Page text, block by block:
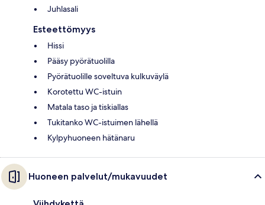
Juhlasali
Esteettömyys
Hissi
Pääsy pyörätuolilla
Pyörätuolille soveltuva kulkuväylä
Korotettu WC-istuin
Matala taso ja tiskiallas
Tukitanko WC-istuimen lähellä
Kylpyhuoneen hätänaru
Huoneen palvelut/mukavuudet